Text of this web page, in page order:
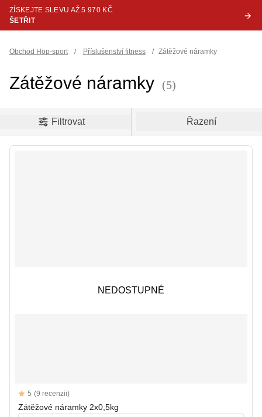
ZÍSKEJTE SLEVU AŽ 5 970 KČ
ŠETŘIT
Obchod Hop-sport / Příslušenství fitness / Zátěžové náramky
Zátěžové náramky (5)
Filtrovat Řazení
NEDOSTUPNÉ
NEDOSTUPNÉ
Reviews
5 out of 5 stars
5 (9 recenzii)
Zátěžové náramky 2x0,5kg